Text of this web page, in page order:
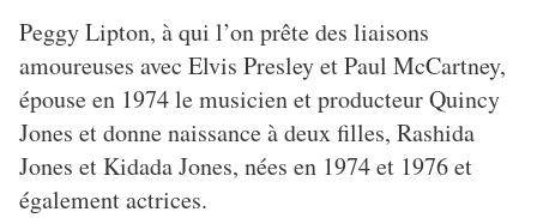
Peggy Lipton, à qui l’on prête des liaisons
amoureuses avec Elvis Presley et Paul McCartney,
épouse en 1974 le musicien et producteur Quincy
Jones et donne naissance à deux filles, Rashida
Jones et Kidada Jones, nées en 1974 et 1976 et
également actrices.